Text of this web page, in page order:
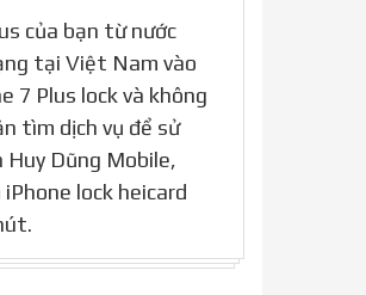
của bạn từ nước
tại Việt Nam vào
7 Plus lock và không
tìm dịch vụ để sử
Huy Dũng Mobile,
lock heicard